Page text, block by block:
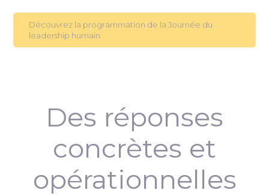
Découvrez la programmation de la Journée du
leadership humain
Des réponses
concrètes et
opérationnelles